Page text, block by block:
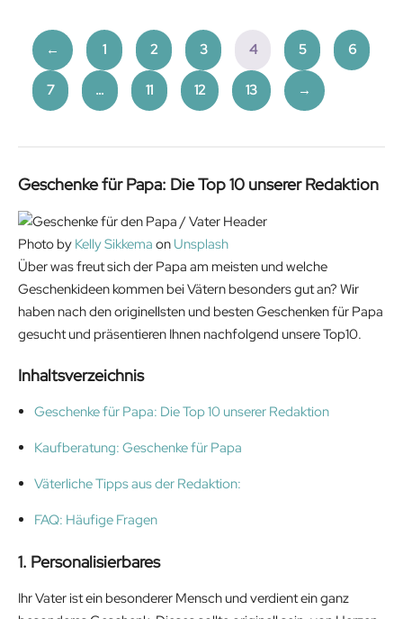
← 1 2 3 4 5 6
7 … 11 12 13 →
Geschenke für Papa: Die Top 10 unserer Redaktion
Photo by Kelly Sikkema on Unsplash
Über was freut sich der Papa am meisten und welche
Geschenkideen kommen bei Vätern besonders gut an? Wir
haben nach den originellsten und besten Geschenken für Papa
gesucht und präsentieren Ihnen nachfolgend unsere Top10.
Inhaltsverzeichnis
Geschenke für Papa: Die Top 10 unserer Redaktion
Kaufberatung: Geschenke für Papa
Väterliche Tipps aus der Redaktion:
FAQ: Häufige Fragen
1. Personalisierbares
Ihr Vater ist ein besonderer Mensch und verdient ein ganz